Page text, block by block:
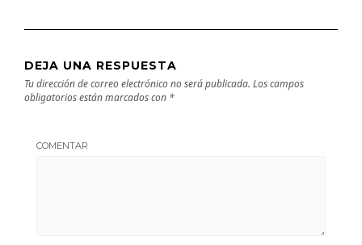
DEJA UNA RESPUESTA
Tu dirección de correo electrónico no será publicada. Los campos
obligatorios están marcados con *
COMENTAR